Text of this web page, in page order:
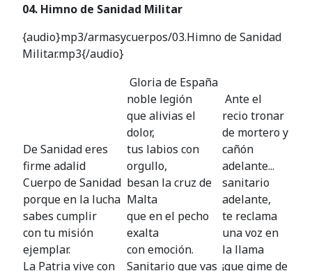
04. Himno de Sanidad Militar
{audio}mp3/armasycuerpos/03.Himno de Sanidad
Militar.mp3{/audio}
De Sanidad eres
firme adalid
Cuerpo de Sanidad
porque en la lucha
sabes cumplir
con tu misión
ejemplar.
La Patria vive con
Gloria de España
noble legión
que alivias el
dolor,
tus labios con
orgullo,
besan la cruz de
Malta
que en el pecho
exalta
con emoción.
Sanitario que vas
Ante el
recio tronar
de mortero y
cañón
adelante...
sanitario
adelante,
te reclama
una voz en
la llama
¡que gime de